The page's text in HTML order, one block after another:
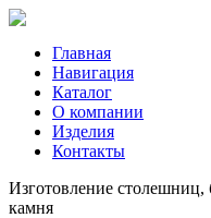
Главная
Навигация
Каталог
О компании
Изделия
Контакты
Изготовление столешниц,
камня